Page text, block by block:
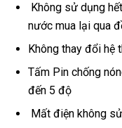
Không sử dụng
nước mua lại qua
Không thay đổi hệ
Tấm Pin chống
đến 5 độ
Mất điện không